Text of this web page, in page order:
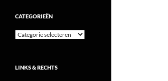
CATEGORIEËN
Categorieën
LINKS & RECHTS